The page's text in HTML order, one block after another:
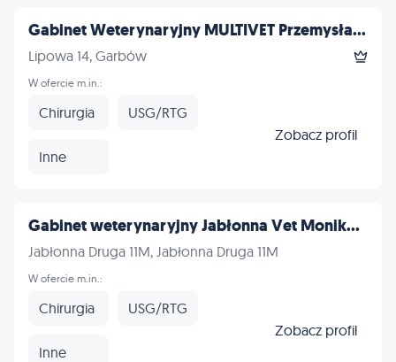
Gabinet Weterynaryjny MULTIVET Przemysła...
Lipowa 14, Garbów
W ofercie m.in.:
Chirurgia USG/RTG
Inne
Zobacz profil
Gabinet weterynaryjny Jabłonna Vet Monik...
Jabłonna Druga 11M, Jabłonna Druga 11M
W ofercie m.in.:
Chirurgia USG/RTG
Inne
Zobacz profil